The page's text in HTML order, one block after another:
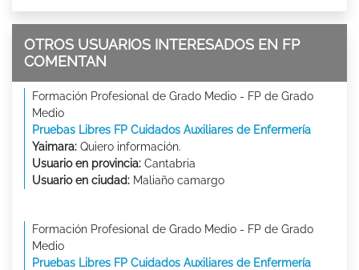
OTROS USUARIOS INTERESADOS EN FP
COMENTAN
Formación Profesional de Grado Medio - FP de Grado
Medio
Pruebas Libres FP Cuidados Auxiliares de Enfermería
Yaimara: Quiero información.
Usuario en provincia: Cantabria
Usuario en ciudad: Maliaño camargo
Formación Profesional de Grado Medio - FP de Grado
Medio
Pruebas Libres FP Cuidados Auxiliares de Enfermería